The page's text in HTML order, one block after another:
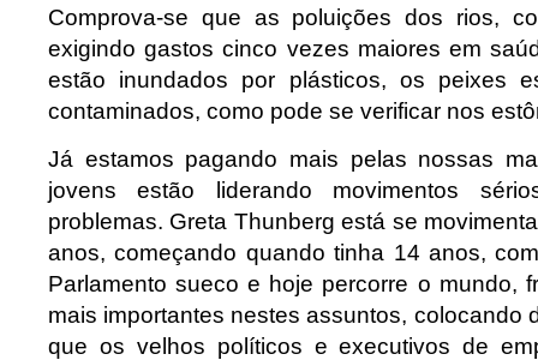
Comprova-se que as poluições dos rios,
exigindo gastos cinco vezes maiores em
estão inundados por plásticos, os peixes
contaminados, como pode se verificar nos
Já estamos pagando mais pelas nossas
jovens estão liderando movimentos
problemas. Greta Thunberg está se
anos, começando quando tinha 14 anos,
Parlamento sueco e hoje percorre o mundo,
mais importantes nestes assuntos, colocando
que os velhos políticos e executivos de